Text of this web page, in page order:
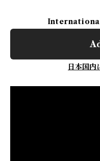
日本国内